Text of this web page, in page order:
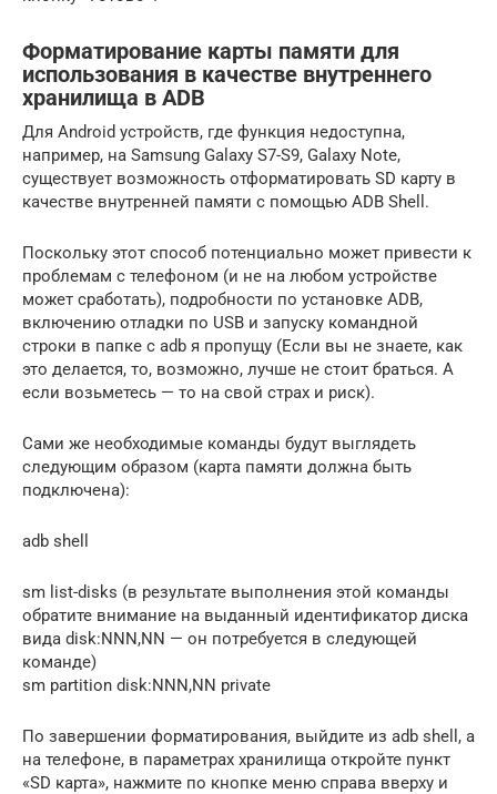
Форматирование карты памяти для
использования в качестве внутреннего
хранилища в ADB
Для Android устройств, где функция недоступна,
например, на Samsung Galaxy S7-S9, Galaxy Note,
существует возможность отформатировать SD карту в
качестве внутренней памяти с помощью ADB Shell.
Поскольку этот способ потенциально может привести к
проблемам с телефоном (и не на любом устройстве
может сработать), подробности по установке ADB,
включению отладки по USB и запуску командной
строки в папке с adb я пропущу (Если вы не знаете, как
это делается, то, возможно, лучше не стоит браться. А
если возьметесь — то на свой страх и риск).
Сами же необходимые команды будут выглядеть
следующим образом (карта памяти должна быть
подключена):
adb shell
sm list-disks (в результате выполнения этой команды
обратите внимание на выданный идентификатор диска
вида disk:NNN,NN — он потребуется в следующей
команде)
sm partition disk:NNN,NN private
По завершении форматирования, выйдите из adb shell, а
на телефоне, в параметрах хранилища откройте пункт
«SD карта», нажмите по кнопке меню справа вверху и